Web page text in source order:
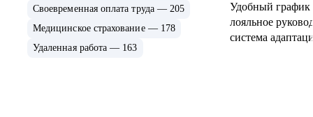
Своевременная оплата труда — 205
Медицинское страхование — 178
Удаленная работа — 163
Удобный график
лояльное
система